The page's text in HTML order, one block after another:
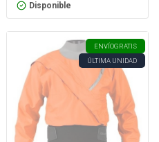
Disponible
ENVÍOGRATIS
ÚLTIMA UNIDAD